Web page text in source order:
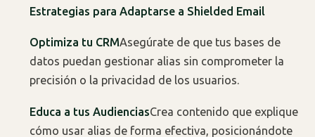
Estrategias para Adaptarse a Shielded Email
Optimiza tu CRMAsegúrate de que tus bases de
datos puedan gestionar alias sin comprometer la
precisión o la privacidad de los usuarios.
Educa a tus AudienciasCrea contenido que explique
cómo usar alias de forma efectiva, posicionándote